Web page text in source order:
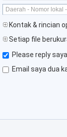
Kontak & rincian
Setiap file
Please reply
Email saya dua